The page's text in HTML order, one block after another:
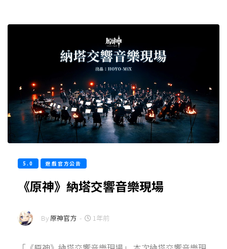
5.0 遊戲官方公告
《原神》納塔交響音樂現場
By原神官方 - 1年前